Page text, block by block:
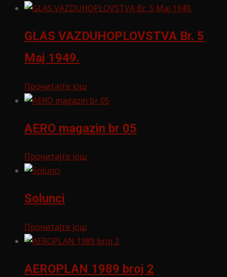
GLAS VAZDUHOPLOVSTVA Br. 5
Maj 1949.
Прочитајте још
AERO magazin br 05
Прочитајте још
Solunci
Прочитајте још
AEROPLAN 1989 broj 2